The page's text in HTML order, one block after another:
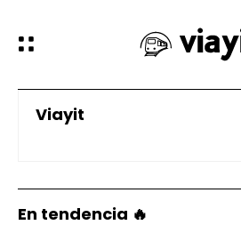
Viayit
En tendencia 🔥